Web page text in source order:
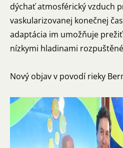
dýchať atmosférický vzduch
vaskularizovanej konečnej
adaptácia im umožňuje
nízkymi hladinami
Nový objav v povodí rieky